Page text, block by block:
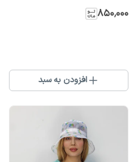
۸۵۰٬۰۰۰
افزودن به سبد